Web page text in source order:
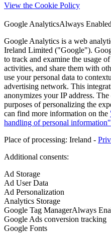
View the Cookie Policy
Google AnalyticsAlways
Google Analytics is a web
Ireland Limited ("Google").
to track and examine the usage
activities, and share them with
use your personal data to
advertising network. This
anonymizes your IP address.
purposes of personalizing the
can find more information on the
handling of personal information"
Place of processing: Ireland -
Additional consents:
Ad Storage
Ad
Storage
Ad User Data
Ad
User
Data
Ad Personalization
Ad
Personalization
Analytics Storage
Analytics
Storage
Google Tag ManagerAlways
Google Ads conversion tracking
Google
Google Fonts